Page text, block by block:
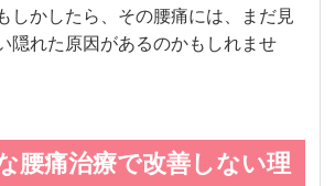
しかしたら、その腰痛には、まだ見
隠れた原因があるのかもしれませ
腰痛治療で改善しない理